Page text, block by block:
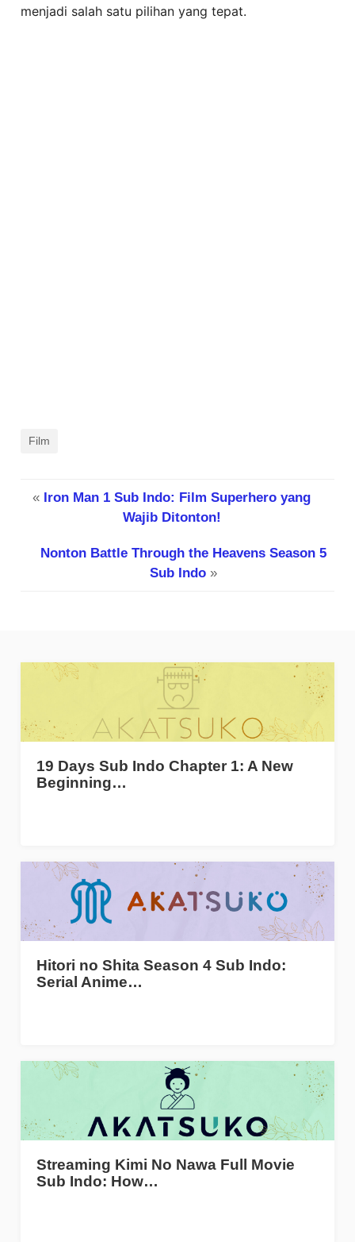
menjadi salah satu pilihan yang tepat.
Film
« Iron Man 1 Sub Indo: Film Superhero yang
Wajib Ditonton!
Nonton Battle Through the Heavens Season 5
Sub Indo »
19 Days Sub Indo Chapter 1: A New
Beginning…
Hitori no Shita Season 4 Sub Indo:
Serial Anime…
Streaming Kimi No Nawa Full Movie
Sub Indo: How…